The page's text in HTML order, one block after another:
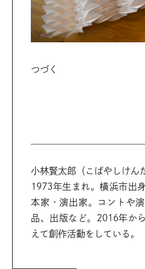
つづく
小林賢太郎（こばやしけん
1973年生まれ。横浜市出
本家・演出家。コントや
品、出版など。2016年か
えて創作活動をしている。